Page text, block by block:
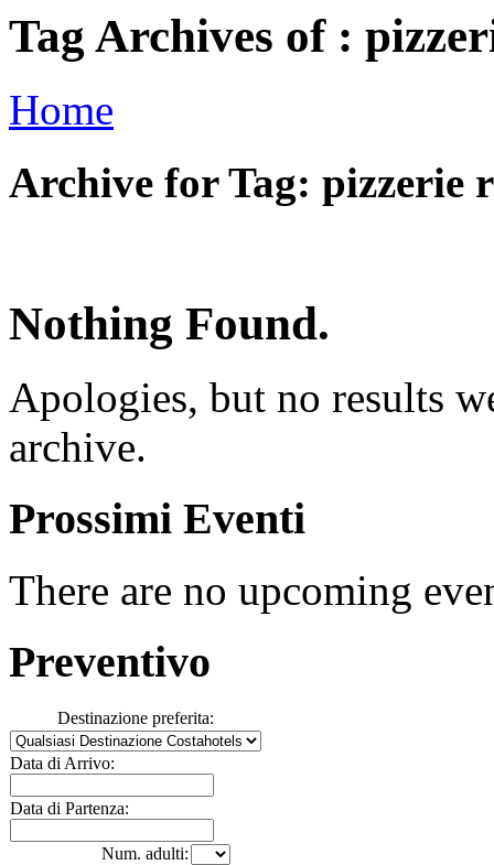
Tag Archives of :
Home
Archive for Tag: pizzerie
Nothing Found.
Apologies, but no results
archive.
Prossimi Eventi
There are no upcoming
Preventivo
Destinazione preferita:
Data di Arrivo:
Data di Partenza:
Num. adulti: